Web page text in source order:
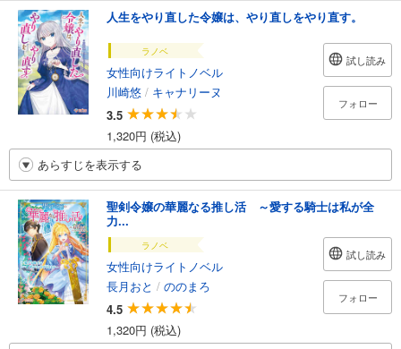
人生をやり直した令嬢は、やり直しをやり直す。
ラノベ
女性向けライトノベル
川崎悠 / キャナリーヌ
3.5
1,320円 (税込)
試し読み
フォロー
あらすじを表示する
聖剣令嬢の華麗なる推し活 ～愛する騎士は私が全
力...
ラノベ
女性向けライトノベル
長月おと / ののまろ
4.5
1,320円 (税込)
試し読み
フォロー